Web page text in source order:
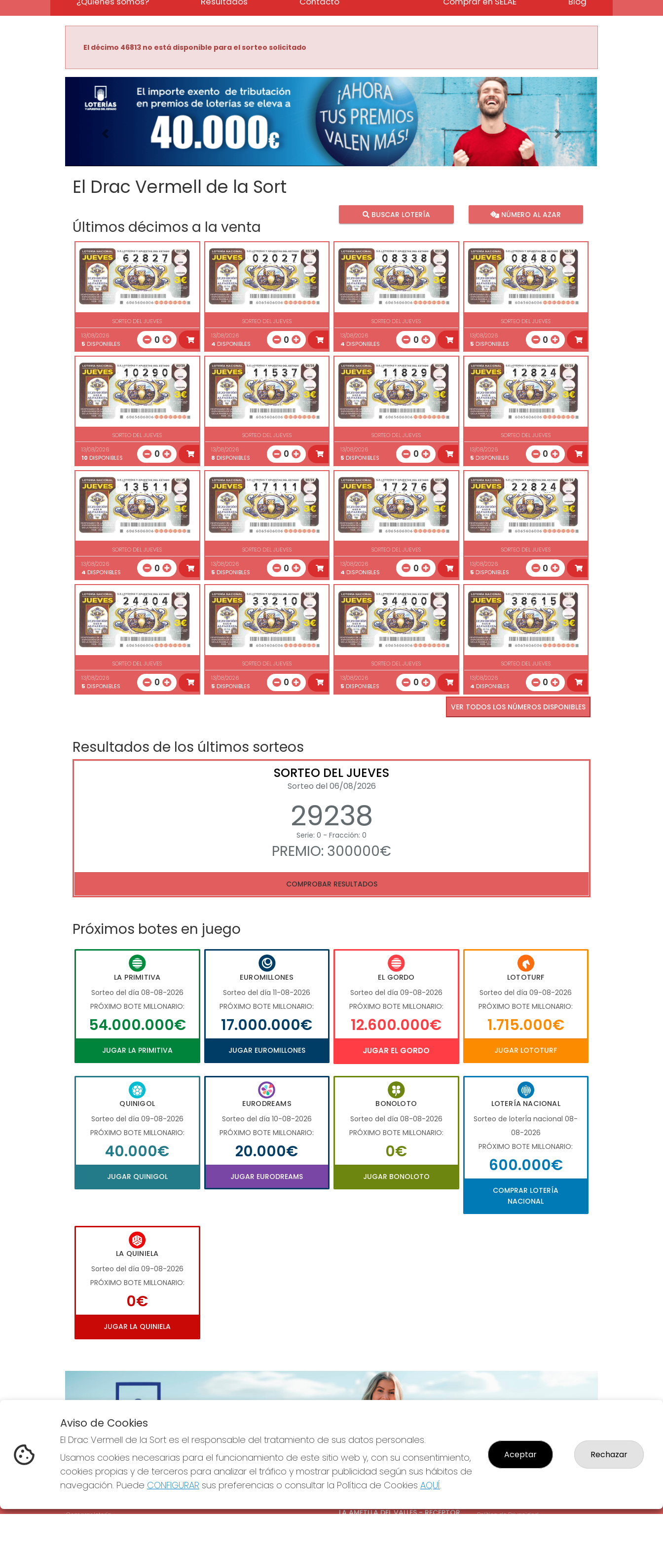
El décimo 46813 no está disponible para el sorteo solicitado
Imagen anterior Imagen siguiente
El Drac Vermell de la Sort
Últimos décimos a la venta
BUSCAR LOTERÍA NÚMERO AL AZAR
SORTEO DEL JUEVES
13/08/2026
5 DISPONIBLES 0
SORTEO DEL JUEVES
13/08/2026
4 DISPONIBLES 0
SORTEO DEL JUEVES
13/08/2026
4 DISPONIBLES 0
SORTEO DEL JUEVES
13/08/2026
5 DISPONIBLES 0
SORTEO DEL JUEVES
13/08/2026
10 DISPONIBLES 0
SORTEO DEL JUEVES
13/08/2026
8 DISPONIBLES 0
SORTEO DEL JUEVES
13/08/2026
5 DISPONIBLES 0
SORTEO DEL JUEVES
13/08/2026
5 DISPONIBLES 0
SORTEO DEL JUEVES
13/08/2026
4 DISPONIBLES 0
SORTEO DEL JUEVES
13/08/2026
5 DISPONIBLES 0
SORTEO DEL JUEVES
13/08/2026
4 DISPONIBLES 0
SORTEO DEL JUEVES
13/08/2026
5 DISPONIBLES 0
SORTEO DEL JUEVES
13/08/2026
5 DISPONIBLES 0
SORTEO DEL JUEVES
13/08/2026
5 DISPONIBLES 0
SORTEO DEL JUEVES
13/08/2026
5 DISPONIBLES 0
SORTEO DEL JUEVES
13/08/2026
4 DISPONIBLES 0
VER TODOS LOS NÚMEROS DISPONIBLES
Resultados de los últimos sorteos
SORTEO DEL JUEVES
Sorteo del 06/08/2026
29238
Serie: 0 - Fracción: 0
PREMIO: 300000€
COMPROBAR RESULTADOS
Próximos botes en juego
LA PRIMITIVA
Sorteo del día 08-08-2026
PRÓXIMO BOTE MILLONARIO:
54.000.000€
JUGAR LA PRIMITIVA
EUROMILLONES
Sorteo del día 11-08-2026
PRÓXIMO BOTE MILLONARIO:
17.000.000€
JUGAR EUROMILLONES
EL GORDO
Sorteo del día 09-08-2026
PRÓXIMO BOTE MILLONARIO:
12.600.000€
JUGAR EL GORDO
LOTOTURF
Sorteo del día 09-08-2026
PRÓXIMO BOTE MILLONARIO:
1.715.000€
JUGAR LOTOTURF
QUINIGOL
Sorteo del día 09-08-2026
PRÓXIMO BOTE MILLONARIO:
40.000€
JUGAR QUINIGOL
EURODREAMS
Sorteo del día 10-08-2026
PRÓXIMO BOTE MILLONARIO:
20.000€
JUGAR EURODREAMS
BONOLOTO
Sorteo del día 08-08-2026
PRÓXIMO BOTE MILLONARIO:
0€
JUGAR BONOLOTO
LOTERÍA NACIONAL
Sorteo de loterÍa nacional 08-
08-2026
PRÓXIMO BOTE MILLONARIO:
600.000€
COMPRAR LOTERÍA
NACIONAL
LA QUINIELA
Sorteo del día 09-08-2026
PRÓXIMO BOTE MILLONARIO:
0€
JUGAR LA QUINIELA
EL DRAC VERMELL DE LA SORT
Comprar lotería
REDES SOCIALES CONTACTO
LA AMETLLA DEL VALLES - RECEPTOR
Política de Privacidad
Aviso de Cookies
El Drac Vermell de la Sort es el responsable del tratamiento de sus datos personales.
Usamos cookies necesarias para el funcionamiento de este sitio web y, con su consentimiento,
cookies propias y de terceros para analizar el tráfico y mostrar publicidad según sus hábitos de
navegación. Puede CONFIGURAR sus preferencias o consultar la Política de Cookies AQUÍ.
Aceptar Rechazar